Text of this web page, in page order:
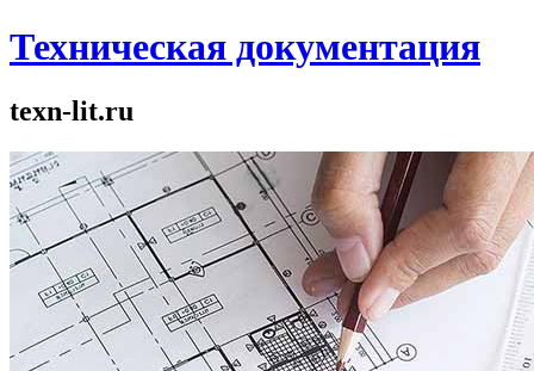
Техническая документация
texn-lit.ru